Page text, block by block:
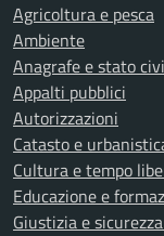
Agricoltura e pesca
Ambiente
Anagrafe e stato
Appalti pubblici
Autorizzazioni
Catasto e
Cultura e tempo
Educazione e
Giustizia e